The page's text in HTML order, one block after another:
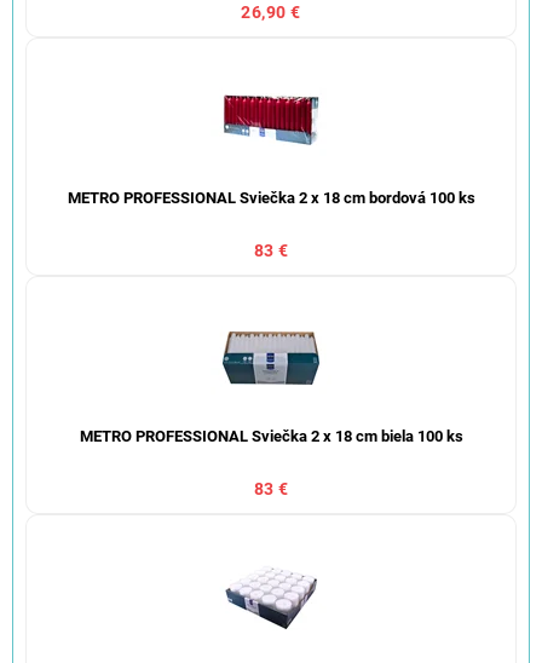
26,90 €
METRO PROFESSIONAL Sviečka 2 x 18 cm bordová 100 ks
83 €
METRO PROFESSIONAL Sviečka 2 x 18 cm biela 100 ks
83 €